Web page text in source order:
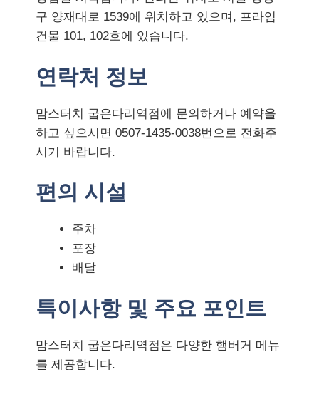
구 양재대로 1539에 위치하고 있으며, 프라임
건물 101, 102호에 있습니다.
연락처 정보
맘스터치 굽은다리역점에 문의하거나 예약을
하고 싶으시면 0507-1435-0038번으로 전화주
시기 바랍니다.
편의 시설
주차
포장
배달
특이사항 및 주요 포인트
맘스터치 굽은다리역점은 다양한 햄버거 메뉴
를 제공합니다.